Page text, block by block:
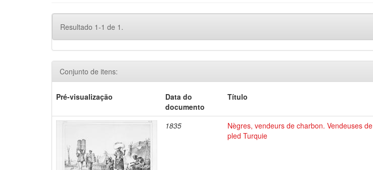
Resultado 1-1 de 1.
Conjunto de itens:
Pré-visualização
Data do
documento
Título
1835
Nègres, vendeurs de charbon. Vendeuses de
pled Turquie